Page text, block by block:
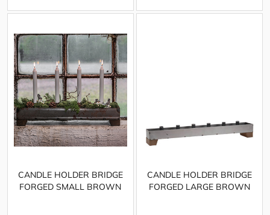
CANDLE HOLDER BRIDGE
FORGED SMALL BROWN
CANDLE HOLDER BRIDGE
FORGED LARGE BROWN